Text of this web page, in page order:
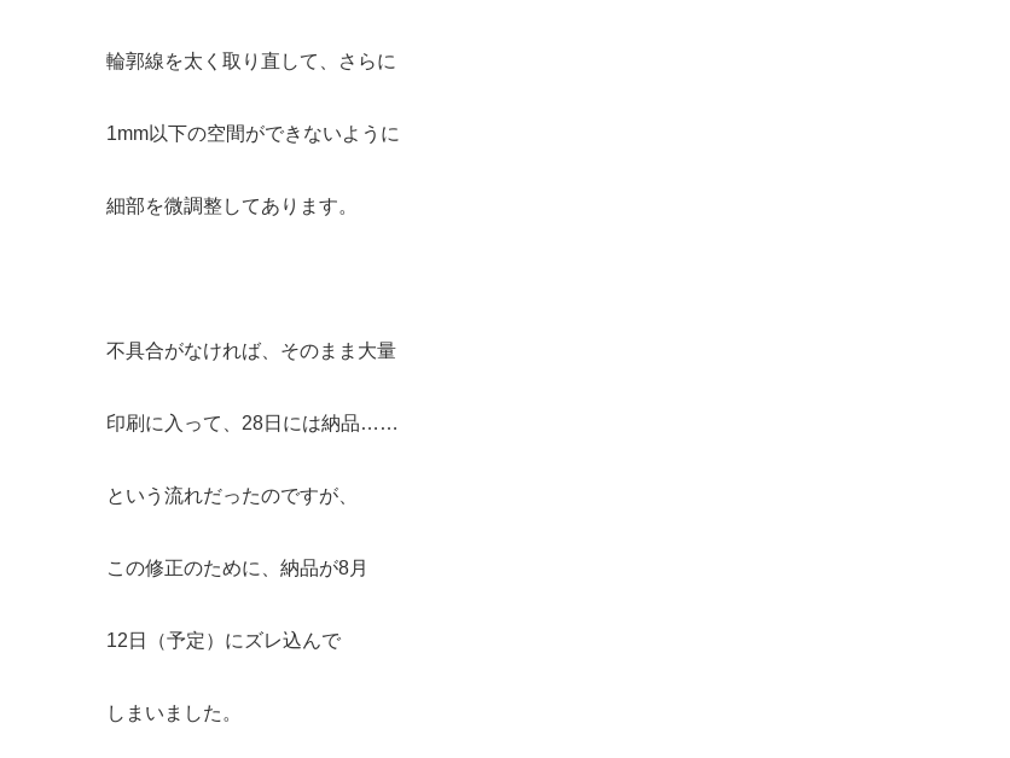
輪郭線を太く取り直して、さらに
1mm以下の空間ができないように
細部を微調整してあります。
不具合がなければ、そのまま大量
印刷に入って、28日には納品……
という流れだったのですが、
この修正のために、納品が8月
12日（予定）にズレ込んで
しまいました。